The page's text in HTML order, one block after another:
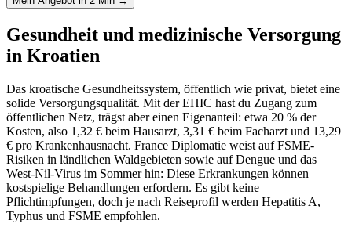
Gesundheit und medizinische Versorgung
in Kroatien
Das kroatische Gesundheitssystem, öffentlich wie privat, bietet eine
solide Versorgungsqualität. Mit der EHIC hast du Zugang zum
öffentlichen Netz, trägst aber einen Eigenanteil: etwa 20 % der
Kosten, also 1,32 € beim Hausarzt, 3,31 € beim Facharzt und 13,29
€ pro Krankenhausnacht. France Diplomatie weist auf FSME-
Risiken in ländlichen Waldgebieten sowie auf Dengue und das
West-Nil-Virus im Sommer hin: Diese Erkrankungen können
kostspielige Behandlungen erfordern. Es gibt keine
Pflichtimpfungen, doch je nach Reiseprofil werden Hepatitis A,
Typhus und FSME empfohlen.